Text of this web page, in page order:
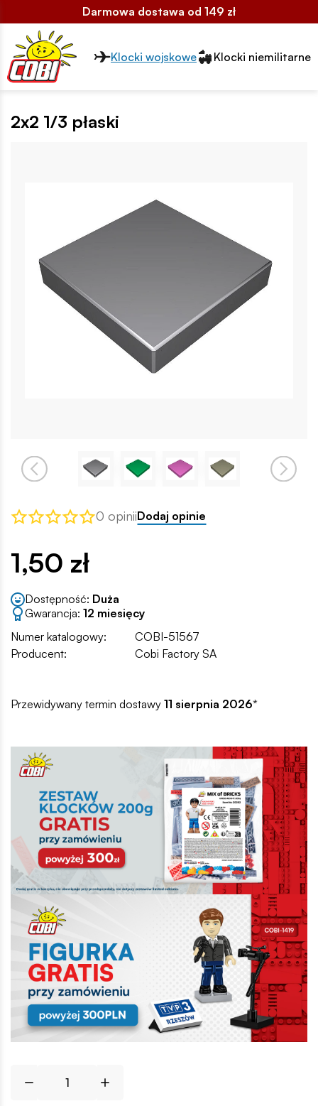
Darmowa dostawa od 149 zł
Przełącznik segmentów2
Klocki wojskowe Klocki niemilitarne
2x2 1/3 płaski
0 opiniiDodaj opinie
1,50 zł
Dostępność: Duża
Gwarancja: 12 miesięcy
Numer katalogowy:
COBI-51567
Producent:
Cobi Factory SA
Przewidywany termin dostawy 11 sierpnia 2026*